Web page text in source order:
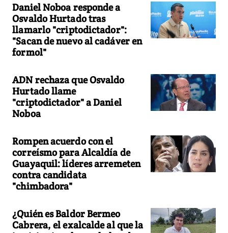
Daniel Noboa responde a
Osvaldo Hurtado tras
llamarlo "criptodictador":
"Sacan de nuevo al cadáver en
formol"
ADN rechaza que Osvaldo
Hurtado llame
"criptodictador" a Daniel
Noboa
Rompen acuerdo con el
correísmo para Alcaldía de
Guayaquil: líderes arremeten
contra candidata
"chimbadora"
¿Quién es Baldor Bermeo
Cabrera, el exalcalde al que la